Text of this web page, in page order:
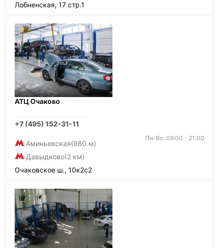
Лобненская, 17 стр.1
АТЦ Очаково
+7 (495) 152-31-11
Аминьевская(980 м)
Давыдково(2 км)
Пн-Вс: 09:00 - 21:00
Очаковское ш., 10к2с2